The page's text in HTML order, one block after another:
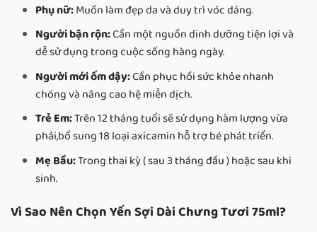
Phụ nữ:Muốn làm đẹp da và duy trì vóc dáng.
Người bận rộn:Cần một nguồn dinh dưỡng tiện lợi và
dễ sử dụng trong cuộc sống hàng ngày.
Người mới ốm dậy:Cần phục hồi sức khỏe nhanh
chóng và nâng cao hệ miễn dịch.
Trẻ Em:Trên 12 tháng tuổi sẽ sử dụng hàm lượng vừa
phải,bổ sung 18 loại axicamin hỗ trợ bé phát triển.
Mẹ Bầu:Trong thai kỳ ( sau 3 tháng đầu ) hoặc sau khi
sinh.
Vì Sao Nên Chọn Yến Sợi Dài Chưng Tươi 75ml?